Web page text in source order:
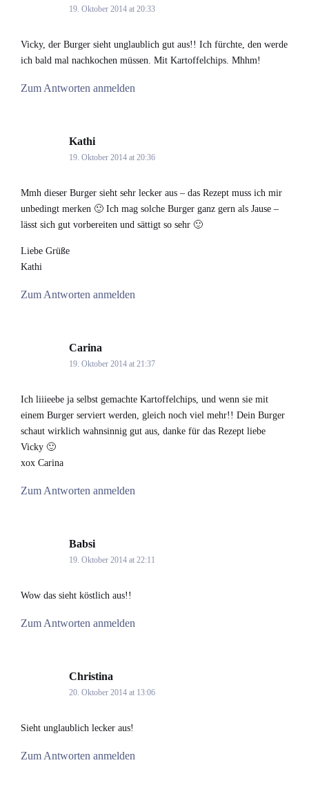
19. Oktober 2014 at 20:33
Vicky, der Burger sieht unglaublich gut aus!! Ich fürchte, den werde
ich bald mal nachkochen müssen. Mit Kartoffelchips. Mhhm!
Zum Antworten anmelden
Kathi
19. Oktober 2014 at 20:36
Mmh dieser Burger sieht sehr lecker aus – das Rezept muss ich mir
unbedingt merken 🙂 Ich mag solche Burger ganz gern als Jause –
lässt sich gut vorbereiten und sättigt so sehr 🙂
Liebe Grüße
Kathi
Zum Antworten anmelden
Carina
19. Oktober 2014 at 21:37
Ich liiieebe ja selbst gemachte Kartoffelchips, und wenn sie mit
einem Burger serviert werden, gleich noch viel mehr!! Dein Burger
schaut wirklich wahnsinnig gut aus, danke für das Rezept liebe
Vicky 🙂
xox Carina
Zum Antworten anmelden
Babsi
19. Oktober 2014 at 22:11
Wow das sieht köstlich aus!!
Zum Antworten anmelden
Christina
20. Oktober 2014 at 13:06
Sieht unglaublich lecker aus!
Zum Antworten anmelden